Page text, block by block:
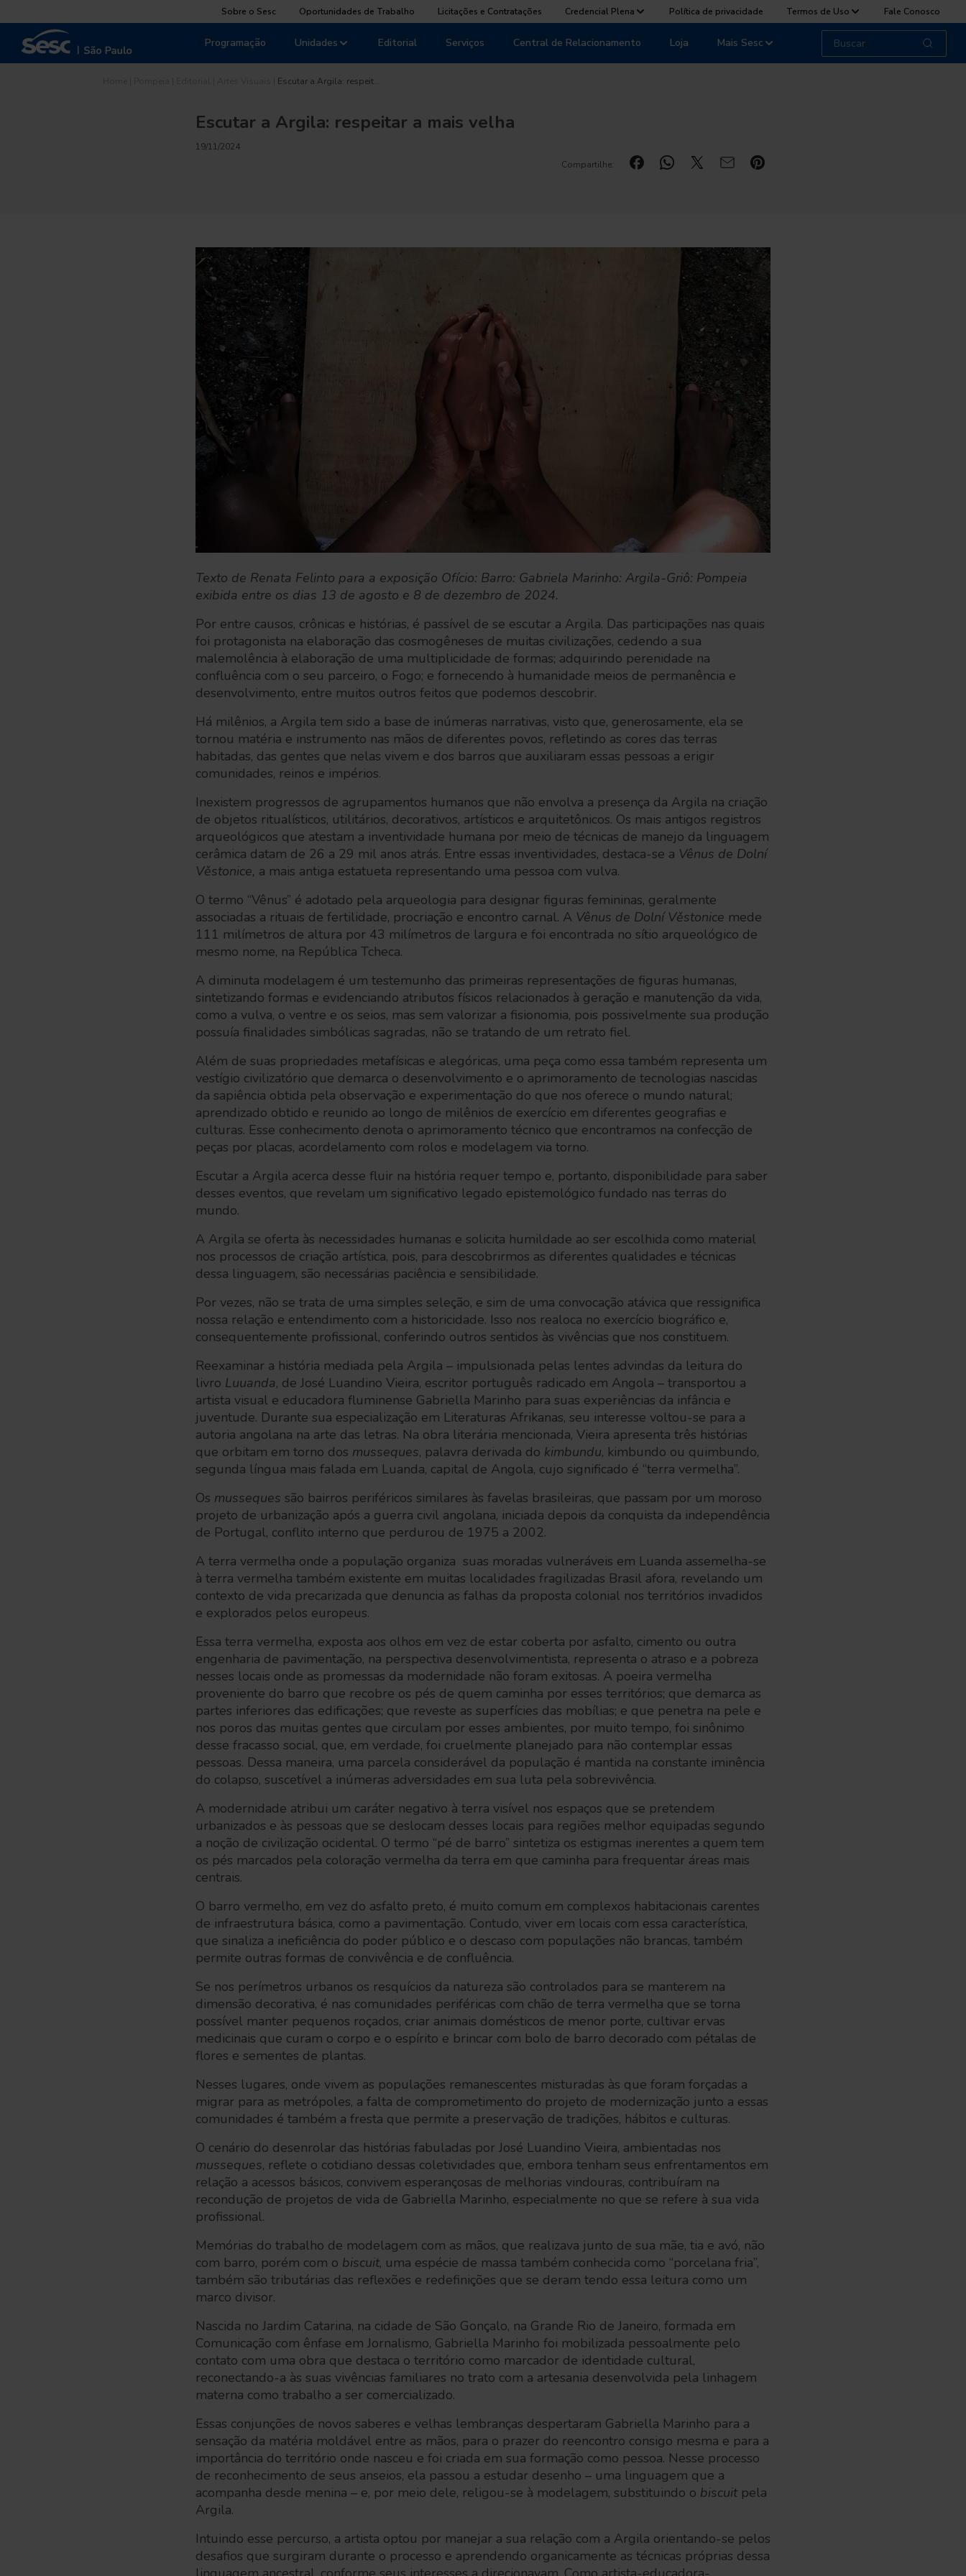
Sobre o Sesc Oportunidades de Trabalho Licitações e Contratações Credencial Plena Política de privacidade Termos de Uso Fale Conosco
Unidades
Programação Editorial Serviços Central de Relacionamento Loja Mais Sesc
Escutar a Argila: respeit…
Escutar a Argila: respeitar a mais velha
19/11/2024
Compartilhe:
Texto de Renata Felinto para a exposição Ofício: Barro: Gabriela Marinho: Argila-Griô: Pompeia
exibida entre os dias 13 de agosto e 8 de dezembro de 2024.
Por entre causos, crônicas e histórias, é passível de se escutar a Argila. Das participações nas quais
foi protagonista na elaboração das cosmogêneses de muitas civilizações, cedendo a sua
malemolência à elaboração de uma multiplicidade de formas; adquirindo perenidade na
confluência com o seu parceiro, o Fogo; e fornecendo à humanidade meios de permanência e
desenvolvimento, entre muitos outros feitos que podemos descobrir.
Há milênios, a Argila tem sido a base de inúmeras narrativas, visto que, generosamente, ela se
tornou matéria e instrumento nas mãos de diferentes povos, refletindo as cores das terras
habitadas, das gentes que nelas vivem e dos barros que auxiliaram essas pessoas a erigir
comunidades, reinos e impérios.
Inexistem progressos de agrupamentos humanos que não envolva a presença da Argila na criação
de objetos ritualísticos, utilitários, decorativos, artísticos e arquitetônicos. Os mais antigos registros
arqueológicos que atestam a inventividade humana por meio de técnicas de manejo da linguagem
cerâmica datam de 26 a 29 mil anos atrás. Entre essas inventividades, destaca-se a Vênus de Dolní
Věstonice, a mais antiga estatueta representando uma pessoa com vulva.
O termo “Vênus” é adotado pela arqueologia para designar figuras femininas, geralmente
associadas a rituais de fertilidade, procriação e encontro carnal. A Vênus de Dolní Věstonice mede
111 milímetros de altura por 43 milímetros de largura e foi encontrada no sítio arqueológico de
mesmo nome, na República Tcheca.
A diminuta modelagem é um testemunho das primeiras representações de figuras humanas,
sintetizando formas e evidenciando atributos físicos relacionados à geração e manutenção da vida,
como a vulva, o ventre e os seios, mas sem valorizar a fisionomia, pois possivelmente sua produção
possuía finalidades simbólicas sagradas, não se tratando de um retrato fiel.
Além de suas propriedades metafísicas e alegóricas, uma peça como essa também representa um
vestígio civilizatório que demarca o desenvolvimento e o aprimoramento de tecnologias nascidas
da sapiência obtida pela observação e experimentação do que nos oferece o mundo natural;
aprendizado obtido e reunido ao longo de milênios de exercício em diferentes geografias e
culturas. Esse conhecimento denota o aprimoramento técnico que encontramos na confecção de
peças por placas, acordelamento com rolos e modelagem via torno.
Escutar a Argila acerca desse fluir na história requer tempo e, portanto, disponibilidade para saber
desses eventos, que revelam um significativo legado epistemológico fundado nas terras do
mundo.
A Argila se oferta às necessidades humanas e solicita humildade ao ser escolhida como material
nos processos de criação artística, pois, para descobrirmos as diferentes qualidades e técnicas
dessa linguagem, são necessárias paciência e sensibilidade.
Por vezes, não se trata de uma simples seleção, e sim de uma convocação atávica que ressignifica
nossa relação e entendimento com a historicidade. Isso nos realoca no exercício biográfico e,
consequentemente profissional, conferindo outros sentidos às vivências que nos constituem.
Reexaminar a história mediada pela Argila – impulsionada pelas lentes advindas da leitura do
livro Luuanda, de José Luandino Vieira, escritor português radicado em Angola – transportou a
artista visual e educadora fluminense Gabriella Marinho para suas experiências da infância e
juventude. Durante sua especialização em Literaturas Afrikanas, seu interesse voltou-se para a
autoria angolana na arte das letras. Na obra literária mencionada, Vieira apresenta três histórias
que orbitam em torno dos musseques, palavra derivada do kimbundu, kimbundo ou quimbundo,
segunda língua mais falada em Luanda, capital de Angola, cujo significado é “terra vermelha”.
Os musseques são bairros periféricos similares às favelas brasileiras, que passam por um moroso
projeto de urbanização após a guerra civil angolana, iniciada depois da conquista da independência
de Portugal, conflito interno que perdurou de 1975 a 2002.
A terra vermelha onde a população organiza suas moradas vulneráveis em Luanda assemelha-se
à terra vermelha também existente em muitas localidades fragilizadas Brasil afora, revelando um
contexto de vida precarizada que denuncia as falhas da proposta colonial nos territórios invadidos
e explorados pelos europeus.
Essa terra vermelha, exposta aos olhos em vez de estar coberta por asfalto, cimento ou outra
engenharia de pavimentação, na perspectiva desenvolvimentista, representa o atraso e a pobreza
nesses locais onde as promessas da modernidade não foram exitosas. A poeira vermelha
proveniente do barro que recobre os pés de quem caminha por esses territórios; que demarca as
partes inferiores das edificações; que reveste as superfícies das mobílias; e que penetra na pele e
nos poros das muitas gentes que circulam por esses ambientes, por muito tempo, foi sinônimo
desse fracasso social, que, em verdade, foi cruelmente planejado para não contemplar essas
pessoas. Dessa maneira, uma parcela considerável da população é mantida na constante iminência
do colapso, suscetível a inúmeras adversidades em sua luta pela sobrevivência.
A modernidade atribui um caráter negativo à terra visível nos espaços que se pretendem
urbanizados e às pessoas que se deslocam desses locais para regiões melhor equipadas segundo
a noção de civilização ocidental. O termo “pé de barro” sintetiza os estigmas inerentes a quem tem
os pés marcados pela coloração vermelha da terra em que caminha para frequentar áreas mais
centrais.
O barro vermelho, em vez do asfalto preto, é muito comum em complexos habitacionais carentes
de infraestrutura básica, como a pavimentação. Contudo, viver em locais com essa característica,
que sinaliza a ineficiência do poder público e o descaso com populações não brancas, também
permite outras formas de convivência e de confluência.
Se nos perímetros urbanos os resquícios da natureza são controlados para se manterem na
dimensão decorativa, é nas comunidades periféricas com chão de terra vermelha que se torna
possível manter pequenos roçados, criar animais domésticos de menor porte, cultivar ervas
medicinais que curam o corpo e o espírito e brincar com bolo de barro decorado com pétalas de
flores e sementes de plantas.
Nesses lugares, onde vivem as populações remanescentes misturadas às que foram forçadas a
migrar para as metrópoles, a falta de comprometimento do projeto de modernização junto a essas
comunidades é também a fresta que permite a preservação de tradições, hábitos e culturas.
O cenário do desenrolar das histórias fabuladas por José Luandino Vieira, ambientadas nos
musseques, reflete o cotidiano dessas coletividades que, embora tenham seus enfrentamentos em
relação a acessos básicos, convivem esperançosas de melhorias vindouras, contribuíram na
recondução de projetos de vida de Gabriella Marinho, especialmente no que se refere à sua vida
profissional.
Memórias do trabalho de modelagem com as mãos, que realizava junto de sua mãe, tia e avó, não
com barro, porém com o biscuit, uma espécie de massa também conhecida como “porcelana fria”,
também são tributárias das reflexões e redefinições que se deram tendo essa leitura como um
marco divisor.
Nascida no Jardim Catarina, na cidade de São Gonçalo, na Grande Rio de Janeiro, formada em
Comunicação com ênfase em Jornalismo, Gabriella Marinho foi mobilizada pessoalmente pelo
contato com uma obra que destaca o território como marcador de identidade cultural,
reconectando-a às suas vivências familiares no trato com a artesania desenvolvida pela linhagem
materna como trabalho a ser comercializado.
Essas conjunções de novos saberes e velhas lembranças despertaram Gabriella Marinho para a
sensação da matéria moldável entre as mãos, para o prazer do reencontro consigo mesma e para a
importância do território onde nasceu e foi criada em sua formação como pessoa. Nesse processo
de reconhecimento de seus anseios, ela passou a estudar desenho – uma linguagem que a
acompanha desde menina – e, por meio dele, religou-se à modelagem, substituindo o biscuitpela
Argila.
Intuindo esse percurso, a artista optou por manejar a sua relação com a Argila orientando-se pelos
desafios que surgiram durante o processo e aprendendo organicamente as técnicas próprias dessa